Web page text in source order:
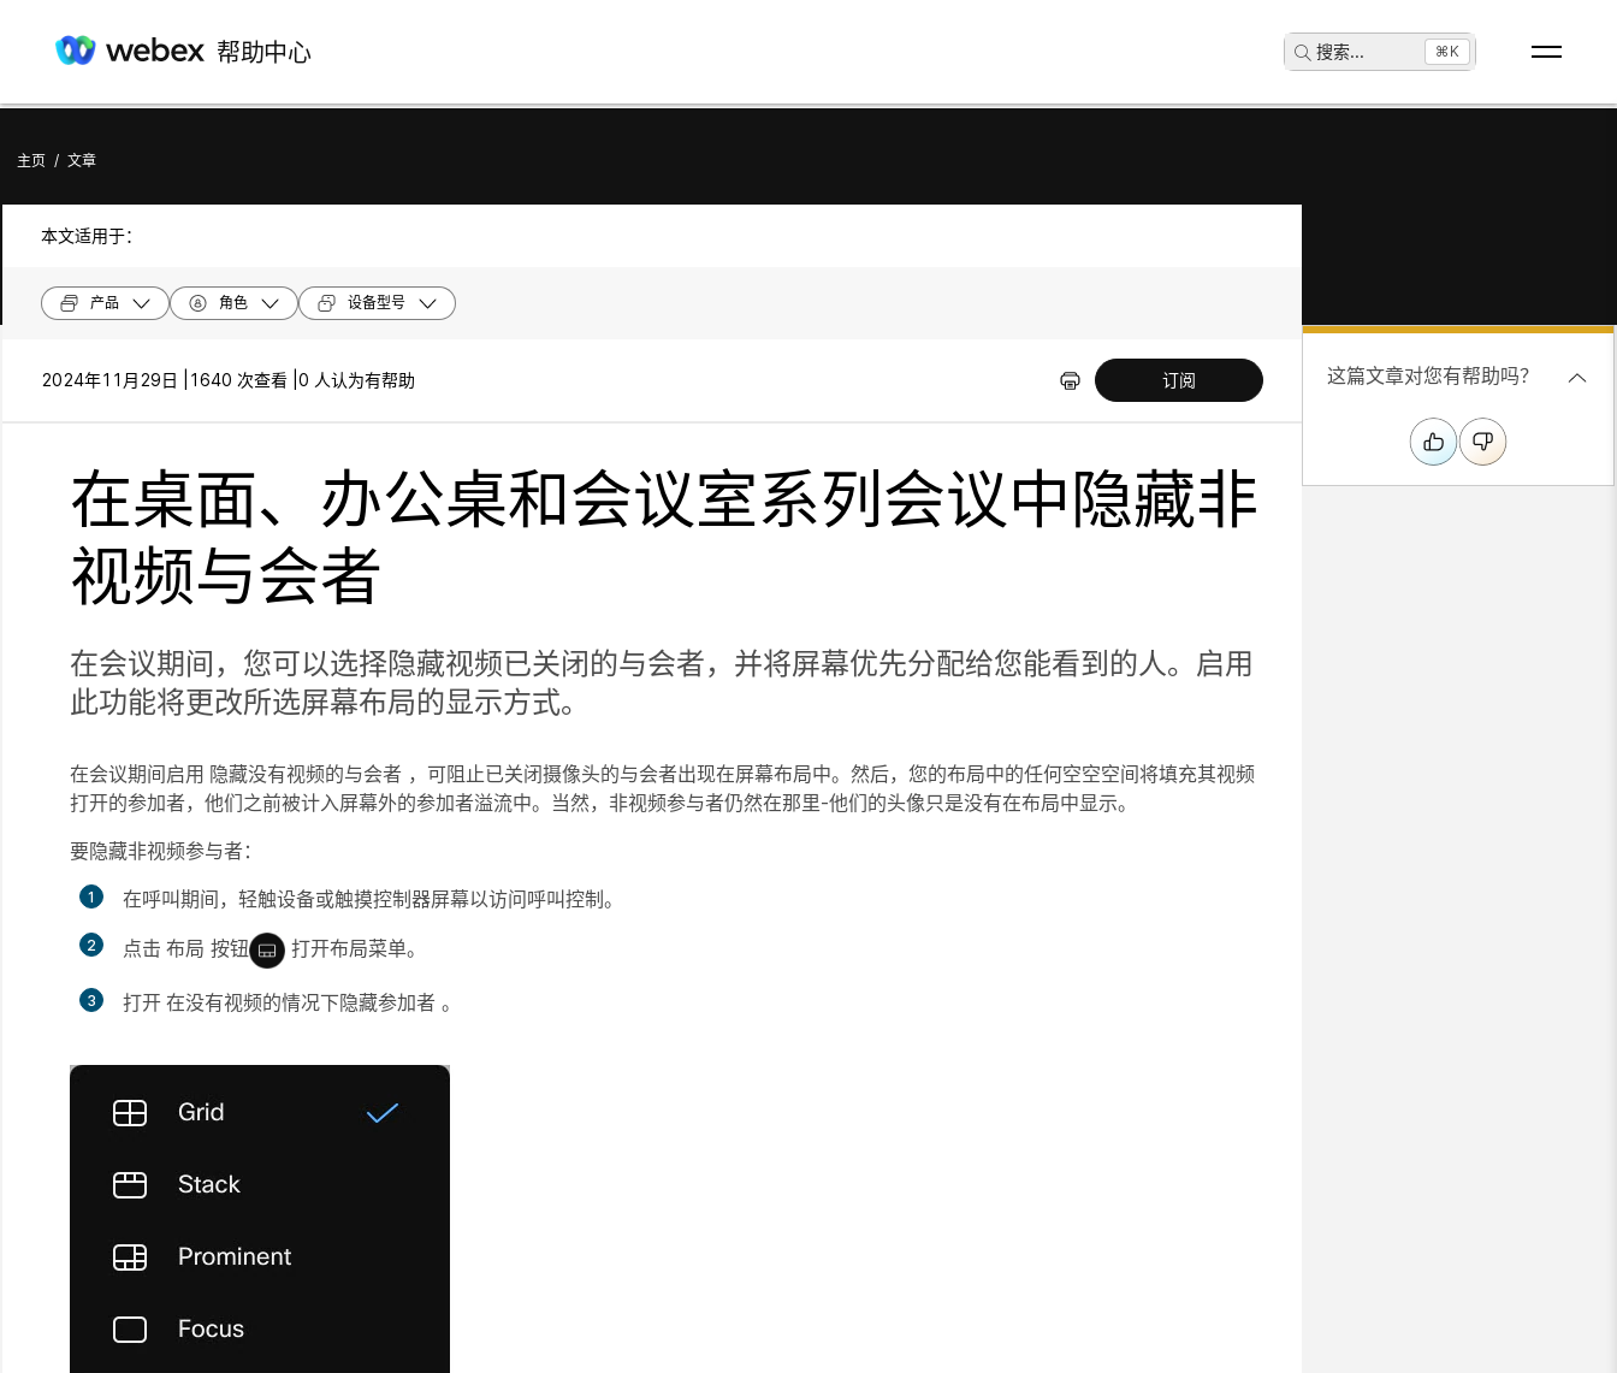
帮助中心 搜索... ⌘K
主页 / 文章
本文适用于：
产品 角色 设备型号
2024年11月29日 | 1640 次查看 | 0 人认为有帮助 订阅
在桌面、办公桌和会议室系列会议中隐藏非
视频与会者
在会议期间，您可以选择隐藏视频已关闭的与会者，并将屏幕优先分配给您能看到的人。启用
此功能将更改所选屏幕布局的显示方式。
在会议期间启用 隐藏没有视频的与会者 ，可阻止已关闭摄像头的与会者出现在屏幕布局中。然后，您的布局中的任何空空空间将填充其视频
打开的参加者，他们之前被计入屏幕外的参加者溢流中。当然，非视频参与者仍然在那里-他们的头像只是没有在布局中显示。
要隐藏非视频参与者：
在呼叫期间，轻触设备或触摸控制器屏幕以访问呼叫控制。
点击 布局 按钮 打开布局菜单。
打开 在没有视频的情况下隐藏参加者 。
这篇文章对您有帮助吗？